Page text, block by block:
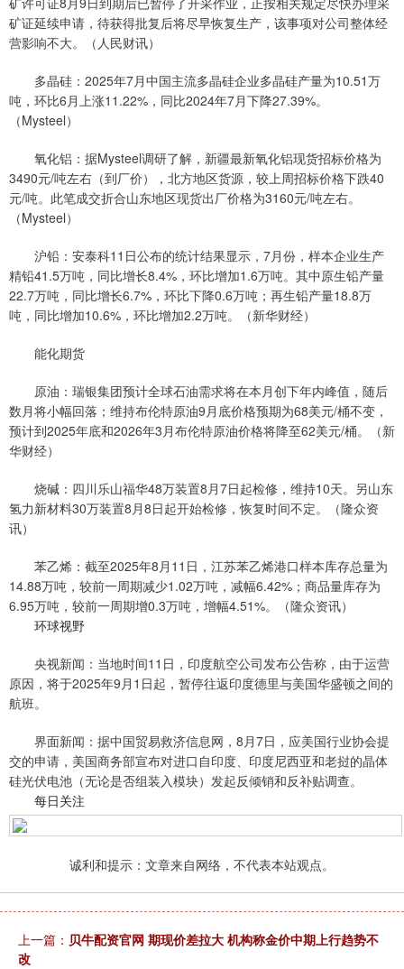
矿证延续申请，待获得批复后将尽早恢复生产，该事项对公司整体经
营影响不大。（人民财讯）
多晶硅：2025年7月中国主流多晶硅企业多晶硅产量为10.51万
吨，环比6月上涨11.22%，同比2024年7月下降27.39%。
（Mysteel）
氧化铝：据Mysteel调研了解，新疆最新氧化铝现货招标价格为
3490元/吨左右（到厂价），北方地区货源，较上周招标价格下跌40
元/吨。此笔成交折合山东地区现货出厂价格为3160元/吨左右。
（Mysteel）
沪铅：安泰科11日公布的统计结果显示，7月份，样本企业生产
精铅41.5万吨，同比增长8.4%，环比增加1.6万吨。其中原生铅产量
22.7万吨，同比增长6.7%，环比下降0.6万吨；再生铅产量18.8万
吨，同比增加10.6%，环比增加2.2万吨。（新华财经）
能化期货
原油：瑞银集团预计全球石油需求将在本月创下年内峰值，随后
数月将小幅回落；维持布伦特原油9月底价格预期为68美元/桶不变，
预计到2025年底和2026年3月布伦特原油价格将降至62美元/桶。（新
华财经）
烧碱：四川乐山福华48万装置8月7日起检修，维持10天。另山东
氢力新材料30万装置8月8日起开始检修，恢复时间不定。（隆众资
讯）
苯乙烯：截至2025年8月11日，江苏苯乙烯港口样本库存总量为
14.88万吨，较前一周期减少1.02万吨，减幅6.42%；商品量库存为
6.95万吨，较前一周期增0.3万吨，增幅4.51%。（隆众资讯）
环球视野
央视新闻：当地时间11日，印度航空公司发布公告称，由于运营
原因，将于2025年9月1日起，暂停往返印度德里与美国华盛顿之间的
航班。
界面新闻：据中国贸易救济信息网，8月7日，应美国行业协会提
交的申请，美国商务部宣布对进口自印度、印度尼西亚和老挝的晶体
硅光伏电池（无论是否组装入模块）发起反倾销和反补贴调查。
每日关注
诚利和提示：文章来自网络，不代表本站观点。
上一篇： 贝牛配资官网 期现价差拉大 机构称金价中期上行趋势不
改